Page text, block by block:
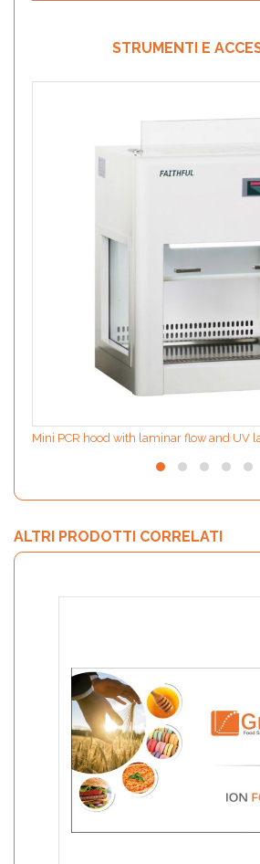
STRUMENTI E
Mini PCR hood with laminar flow and UV
ALTRI PRODOTTI CORRELATI